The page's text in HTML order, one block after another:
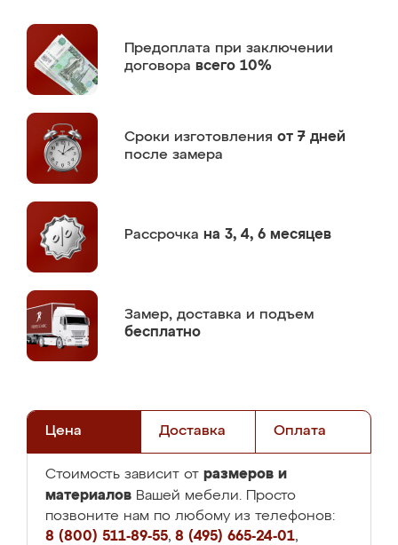
Предоплата при заключении
договора всего 10%
Сроки изготовления от 7 дней
после замера
Рассрочка на 3, 4, 6 месяцев
Замер, доставка и подъем
бесплатно
Цена Доставка Оплата
Стоимость зависит от размеров и
материалов Вашей мебели. Просто
позвоните нам по любому из телефонов:
8 (800) 511-89-55, 8 (495) 665-24-01,